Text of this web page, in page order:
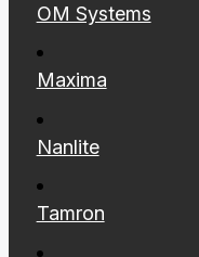
OM Systems
Maxima
Nanlite
Tamron